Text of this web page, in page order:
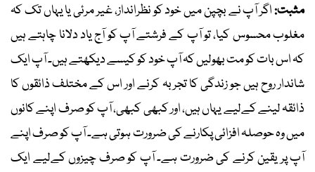
مثبت:اگر آپ نے بچپن میں خود کو نظرانداز، غیر مرئی یا یہاں تک کہ
مغلوب محسوس کیا، تو آپ کے فرشتے آپ کو آج یاد دلانا چاہتے ہیں
کہ اس بات کو مت بھولیں کہ آپ خود کو کیسے دیکھتے ہیں۔ آپ ایک
شاندار روح ہیں جو زندگی کا تجربہ کرنے اور اس کے مختلف ذائقوں کا
ذائقہ لینے کےلیے یہاں ہیں، اور کبھی کبھی، آپ کو صرف اپنے کانوں
میں وہ حوصلہ افزائی پکارنے کی ضرورت ہوتی ہے۔ آپ کو صرف اپنے
آپ پر یقین کرنے کی ضرورت ہے۔ آپ کو صرف چیزوں کےلیے ایک